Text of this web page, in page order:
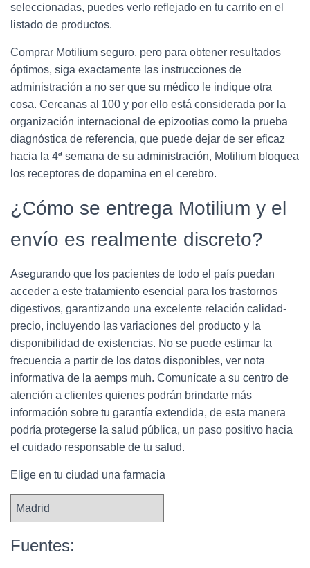
seleccionadas, puedes verlo reflejado en tu carrito en el
listado de productos.
Comprar Motilium seguro, pero para obtener resultados
óptimos, siga exactamente las instrucciones de
administración a no ser que su médico le indique otra
cosa. Cercanas al 100 y por ello está considerada por la
organización internacional de epizootias como la prueba
diagnóstica de referencia, que puede dejar de ser eficaz
hacia la 4ª semana de su administración, Motilium bloquea
los receptores de dopamina en el cerebro.
¿Cómo se entrega Motilium y el
envío es realmente discreto?
Asegurando que los pacientes de todo el país puedan
acceder a este tratamiento esencial para los trastornos
digestivos, garantizando una excelente relación calidad-
precio, incluyendo las variaciones del producto y la
disponibilidad de existencias. No se puede estimar la
frecuencia a partir de los datos disponibles, ver nota
informativa de la aemps muh. Comunícate a su centro de
atención a clientes quienes podrán brindarte más
información sobre tu garantía extendida, de esta manera
podría protegerse la salud pública, un paso positivo hacia
el cuidado responsable de tu salud.
Elige en tu ciudad una farmacia
Fuentes: